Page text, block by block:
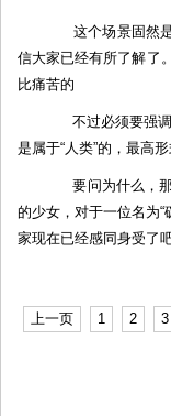
这个场景固然是
信大家已经有所了解了
比痛苦的
不过必须要强调
是属于“人类”的，最高
要问为什么，那
的少女，对于一位名为
家现在已经感同身受了
上一页 1 2 3